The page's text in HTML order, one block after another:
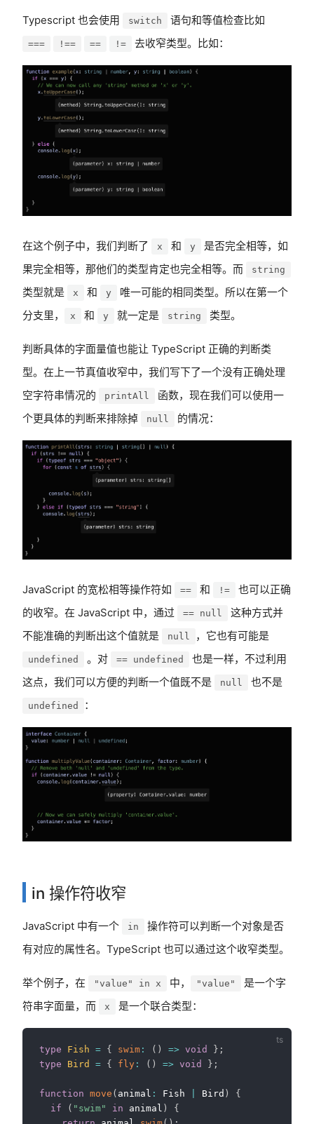
Typescript 也会使用 switch 语句和等值检查比如
=== !== == != 去收窄类型。比如：
在这个例子中，我们判断了 x 和 y
是否完全相等，如
果完全相等，那他们的类型肯定也完全相等。而
string
类型就是 x 和 y
唯一可能的相同类型。所以在第一个
分支里，
x 和 y 就一定是 string 类型。
判断具体的字面量值也能让 TypeScript 正确的判断类
型。在上一节真值收窄中，我们写下了一个没有正确处理
空字符串情况的
printAll
函数，现在我们可以使用一
个更具体的判断来排除掉
null 的情况：
JavaScript 的宽松相等操作符如 == 和 !=
也可以正确
的收窄。在 JavaScript 中，通过
== null
这种方式并
不能准确的判断出这个值就是
null ，它也有可能是
undefined 。对 == undefined
也是一样，不过利用
这点，我们可以方便的判断一个值既不是
null 也不是
undefined ：
in 操作符收窄
JavaScript 中有一个 in
操作符可以判断一个对象是否
有对应的属性名。TypeScript 也可以通过这个收窄类型。
举个例子，在 "value" in x 中， "value"
是一个字
符串字面量，而
x 是一个联合类型：
type Fish = { swim : ( ) => void } ;
type
Bird = { fly : ( ) => void } ;
function move ( animal : Fish Bird )
{
if
( "swim" in animal )
{